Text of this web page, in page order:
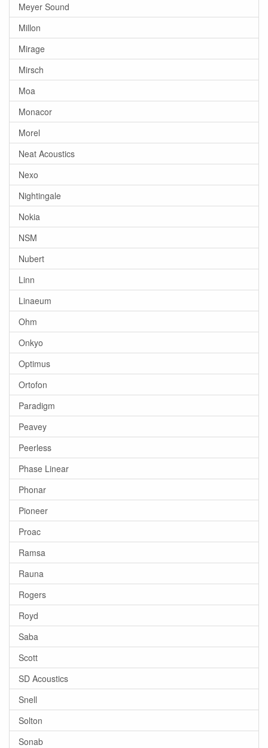
Meyer Sound
Millon
Mirage
Mirsch
Moa
Monacor
Morel
Neat Acoustics
Nexo
Nightingale
Nokia
NSM
Nubert
Linn
Linaeum
Ohm
Onkyo
Optimus
Ortofon
Paradigm
Peavey
Peerless
Phase Linear
Phonar
Pioneer
Proac
Ramsa
Rauna
Rogers
Royd
Saba
Scott
SD Acoustics
Snell
Solton
Sonab